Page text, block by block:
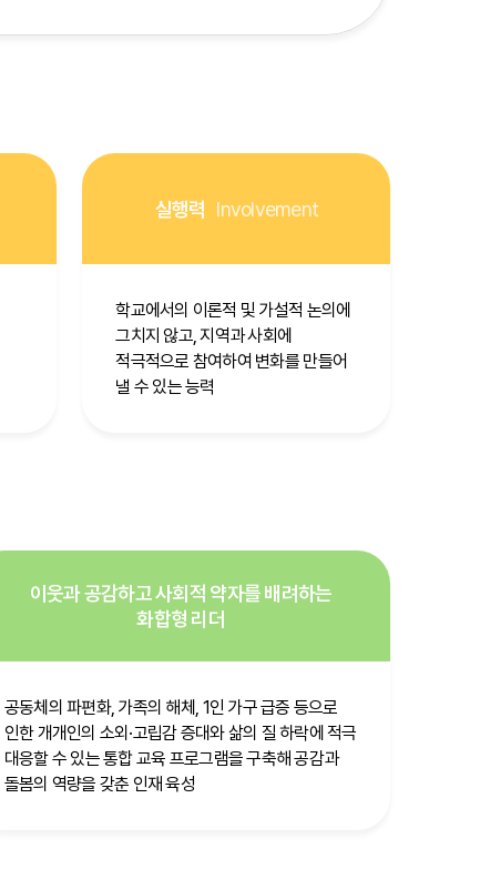
실행력 Involvement
학교에서의 이론적 및 가설적 논의에
그치지 않고, 지역과 사회에
적극적으로 참여하여 변화를 만들어
낼 수 있는 능력
이웃과 공감하고 사회적 약자를 배려하는
화합형 리더
공동체의 파편화, 가족의 해체, 1인 가구 급증 등으로
인한 개개인의 소외·고립감 증대와 삶의 질 하락에 적극
대응할 수 있는 통합 교육 프로그램을 구축해 공감과
돌봄의 역량을 갖춘 인재 육성